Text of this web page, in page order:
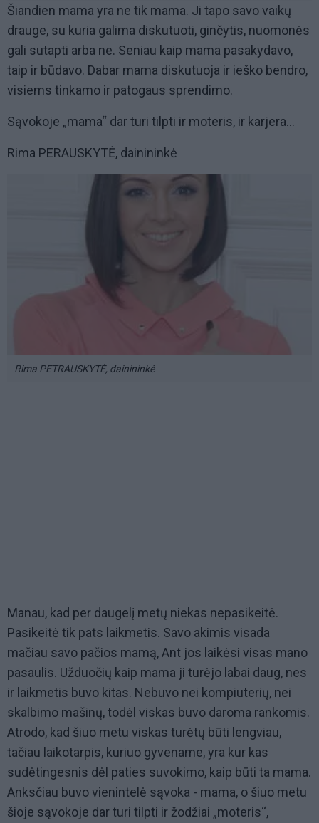
Šiandien mama yra ne tik mama. Ji tapo savo vaikų
drauge, su kuria galima diskutuoti, ginčytis, nuomonės
gali sutapti arba ne. Seniau kaip mama pasakydavo,
taip ir būdavo. Dabar mama diskutuoja ir ieško bendro,
visiems tinkamo ir patogaus sprendimo.
Sąvokoje „mama“ dar turi tilpti ir moteris, ir karjera...
Rima PERAUSKYTĖ, dainininkė
Rima PETRAUSKYTĖ, dainininkė
Manau, kad per daugelį metų niekas nepasikeitė.
Pasikeitė tik pats laikmetis. Savo akimis visada
mačiau savo pačios mamą, Ant jos laikėsi visas mano
pasaulis. Užduočių kaip mama ji turėjo labai daug, nes
ir laikmetis buvo kitas. Nebuvo nei kompiuterių, nei
skalbimo mašinų, todėl viskas buvo daroma rankomis.
Atrodo, kad šiuo metu viskas turėtų būti lengviau,
tačiau laikotarpis, kuriuo gyvename, yra kur kas
sudėtingesnis dėl paties suvokimo, kaip būti ta mama.
Anksčiau buvo vienintelė sąvoka - mama, o šiuo metu
šioje sąvokoje dar turi tilpti ir žodžiai „moteris“,